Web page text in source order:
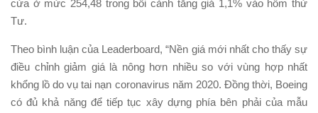
cửa ở mức 254,48 trong bối cảnh tăng giá 1,1% vào hôm thứ
Tư.
Theo bình luận của Leaderboard, “Nền giá mới nhất cho thấy sự
điều chỉnh giảm giá là nông hơn nhiều so với vùng hợp nhất
khổng lồ do vụ tai nạn coronavirus năm 2020. Đồng thời, Boeing
có đủ khả năng để tiếp tục xây dựng phía bên phải của mẫu